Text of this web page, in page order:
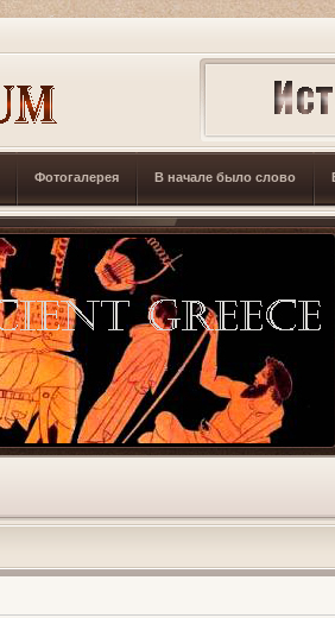
Фотогалерея В начале было слово